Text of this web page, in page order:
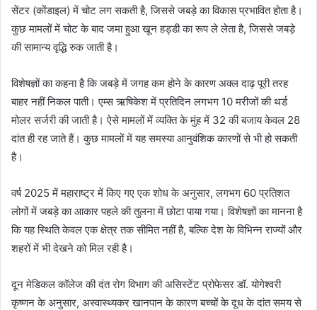
सेंटर (कोंडाइल) में चोट लग सकती है, जिससे जबड़े का विकास प्रभावित होता है।
कुछ मामलों में चोट के बाद जमा हुआ खून हड्डी का रूप ले लेता है, जिससे जबड़े
की सामान्य वृद्धि रुक जाती है।
विशेषज्ञों का कहना है कि जबड़े में जगह कम होने के कारण अक्ल दाढ़ पूरी तरह
बाहर नहीं निकल पाती। एम्स ऋषिकेश में प्रतिदिन लगभग 10 मरीजों की थर्ड
मोलर सर्जरी की जाती है। ऐसे मामलों में व्यक्ति के मुंह में 32 की बजाय केवल 28
दांत ही रह जाते हैं। कुछ मामलों में यह समस्या आनुवंशिक कारणों से भी हो सकती
है।
वर्ष 2025 में महाराष्ट्र में किए गए एक शोध के अनुसार, लगभग 60 प्रतिशत
लोगों में जबड़े का आकार पहले की तुलना में छोटा पाया गया। विशेषज्ञों का मानना है
कि यह स्थिति केवल एक क्षेत्र तक सीमित नहीं है, बल्कि देश के विभिन्न राज्यों और
शहरों में भी देखने को मिल रही है।
दून मेडिकल कॉलेज की दंत रोग विभाग की असिस्टेंट प्रोफेसर डॉ. योगेश्वरी
कृष्णन के अनुसार, अस्वास्थ्यकर खानपान के कारण बच्चों के दूध के दांत समय से